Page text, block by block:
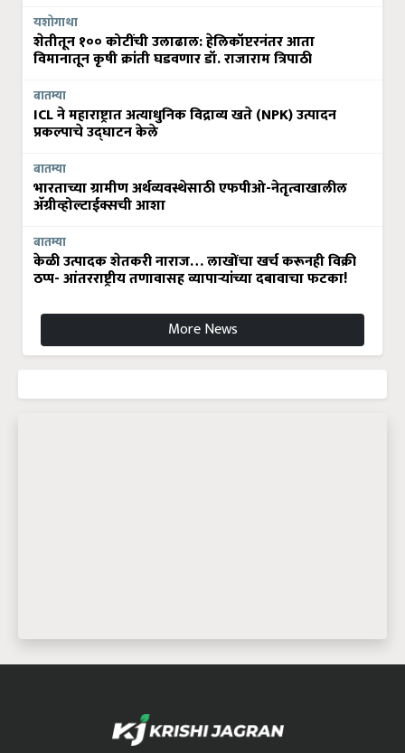
यशोगाथा
शेतीतून १०० कोटींची उलाढाल: हेलिकॉप्टरनंतर आता
विमानातून कृषी क्रांती घडवणार डॉ. राजाराम त्रिपाठी
बातम्या
ICL ने महाराष्ट्रात अत्याधुनिक विद्राव्य खते (NPK) उत्पादन
प्रकल्पाचे उद्घाटन केले
बातम्या
भारताच्या ग्रामीण अर्थव्यवस्थेसाठी एफपीओ-नेतृत्वाखालील
अ‍ॅग्रीव्होल्टाईक्सची आशा
बातम्या
केळी उत्पादक शेतकरी नाराज… लाखोंचा खर्च करूनही विक्री
ठप्प- आंतरराष्ट्रीय तणावासह व्यापाऱ्यांच्या दबावाचा फटका!
More News